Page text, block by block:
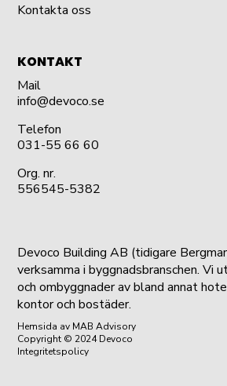
Kontakta oss
KONTAKT
Mail
info@devoco.se
Telefon
031-55 66 60
Org. nr.
556545-5382
Devoco Building AB (tidigare
verksamma i byggnadsbranschen. Vi
och ombyggnader av bland annat
kontor och bostäder.
Hemsida av MAB Advisory
Copyright © 2024 Devoco
Integritetspolicy